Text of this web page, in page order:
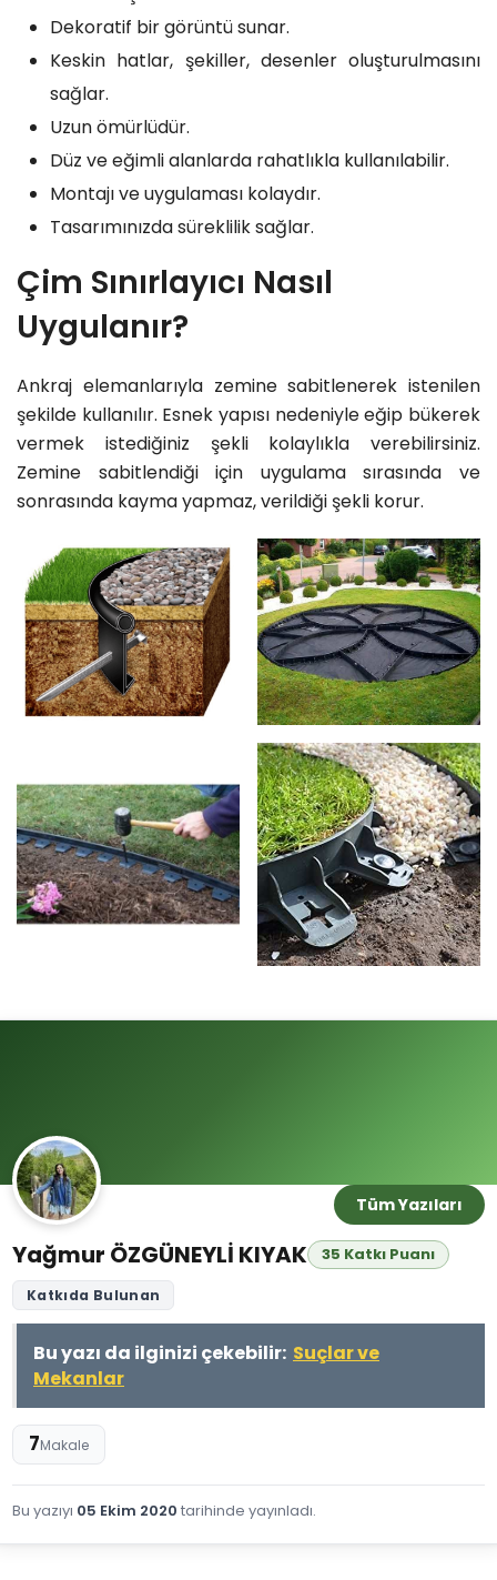
Dekoratif bir görüntü sunar.
Keskin hatlar, şekiller, desenler oluşturulmasını
sağlar.
Uzun ömürlüdür.
Düz ve eğimli alanlarda rahatlıkla kullanılabilir.
Montajı ve uygulaması kolaydır.
Tasarımınızda süreklilik sağlar.
Çim Sınırlayıcı Nasıl
Uygulanır?
Ankraj elemanlarıyla zemine sabitlenerek istenilen
şekilde kullanılır. Esnek yapısı nedeniyle eğip bükerek
vermek istediğiniz şekli kolaylıkla verebilirsiniz.
Zemine sabitlendiği için uygulama sırasında ve
sonrasında kayma yapmaz, verildiği şekli korur.
Tüm Yazıları
Yağmur ÖZGÜNEYLİ KIYAK 35 Katkı Puanı
Katkıda Bulunan
Bu yazı da ilginizi çekebilir: Suçlar ve
Mekanlar
7Makale
Bu yazıyı 05 Ekim 2020 tarihinde yayınladı.